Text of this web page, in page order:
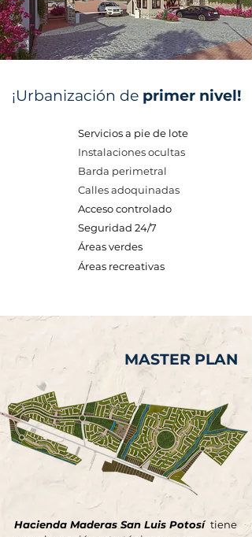
¡Urbanización de primer nivel!
Servicios a pie de lote
Instalaciones ocultas
Barda perimetral
Calles adoquinadas
Acceso controlado
Seguridad 24/7
Áreas verdes
Áreas recreativas
MASTER PLAN
Hacienda Maderas San Luis Potosí tiene